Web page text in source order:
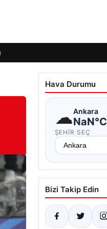
Hava Durumu
☁Ankara
NaN°C
ŞEHIR SEÇ
Bizi Takip Edin